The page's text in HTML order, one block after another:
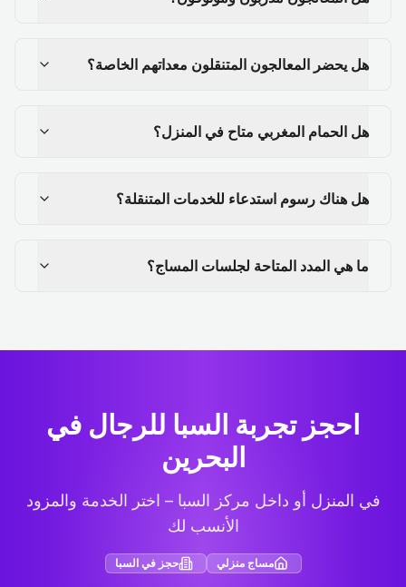
هل يحضر المعالجون المتنقلون معداتهم الخاصة؟
هل الحمام المغربي متاح في المنزل؟
هل هناك رسوم استدعاء للخدمات المتنقلة؟
ما هي المدد المتاحة لجلسات المساج؟
احجز تجربة السبا للرجال في
البحرين
في المنزل أو داخل مركز السبا – اختر الخدمة والمزود
الأنسب لك
مساج منزلي حجز في السبا